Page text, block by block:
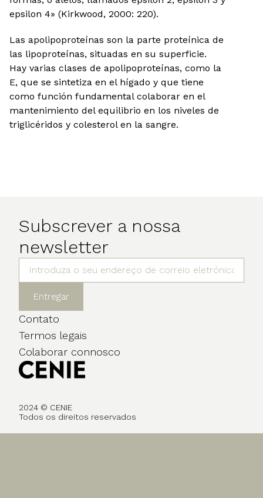
epsilon 4» (Kirkwood, 2000: 220).
Las apolipoproteínas son la parte proteínica de
las lipoproteínas, situadas en su superficie.
Hay varias clases de apolipoproteínas, como la
E, que se sintetiza en el hígado y que tiene
como función fundamental colaborar en el
mantenimiento del equilibrio en los niveles de
triglicéridos y colesterol en la sangre.
Subscrever a nossa
newsletter
Entregar
Contato
Termos legais
Colaborar connosco
2024 © CENIE
Todos os direitos reservados